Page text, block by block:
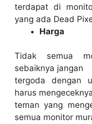
terdapat di
yang ada Dead
Harga
Tidak semua
sebaiknya jangan
tergoda dengan
harus
teman yang
semua monitor